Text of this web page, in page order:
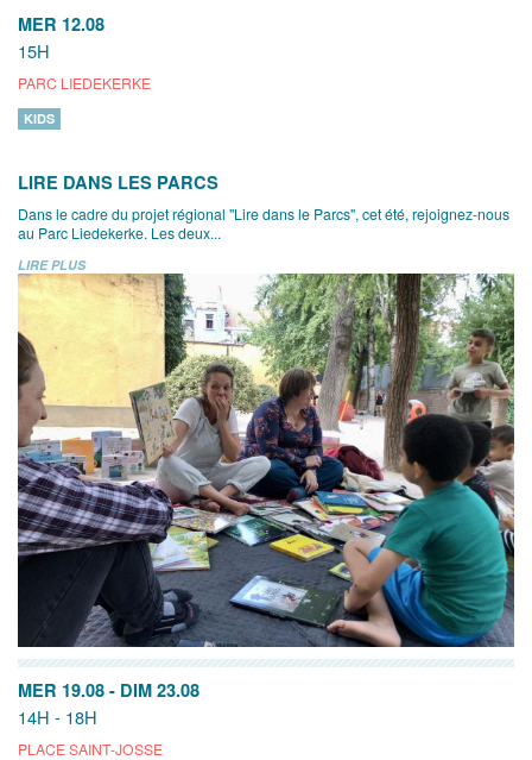
MER 12.08
15H
PARC LIEDEKERKE
KIDS
LIRE DANS LES PARCS
Dans le cadre du projet régional "Lire dans le Parcs", cet été, rejoignez-nous
au Parc Liedekerke. Les deux...
LIRE PLUS
MER 19.08 - DIM 23.08
14H - 18H
PLACE SAINT-JOSSE